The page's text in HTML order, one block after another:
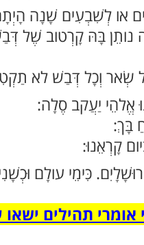
או לְשִׁבְעִים שָׁנָה
נותֵן בָּהּ קָרְטוב שֶׁל
שְׂאר וְכָל דְּבַשׁ לא
אֱלהֵי יַעֲקב סֶלָה:
בָּךְ:
קָרְאֵנוּ:
כִּימֵי עולָם
תהילים